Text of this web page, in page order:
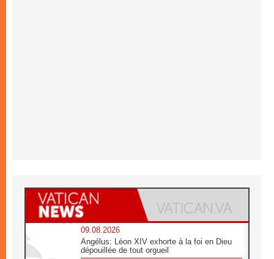
09.08.2026
Angélus: Léon XIV exhorte à la foi en Dieu
dépouillée de tout orgueil